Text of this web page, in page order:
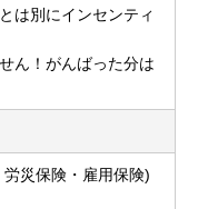
は別にインセンティ
ん！がんばった分は
労災保険・雇用保険)